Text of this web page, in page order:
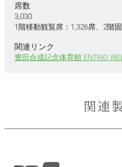
席数
3,030
1階移動観覧席：1,326席、2階
関連リンク
豊田合成記念体育館 ENTRIO
関連